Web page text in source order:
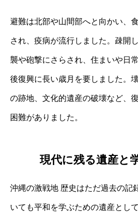
避難は北部や山間部へと向かい、
され、疫病が流行しました。疎開
襲や砲撃にさらされ、住まいや日
後復興に長い歳月を要しました。
の跡地、文化的遺産の破壊など、
困難がありました。
現代に残る遺産と
沖縄の激戦地 歴史はただ過去の記
いても平和を学ぶための遺産とし